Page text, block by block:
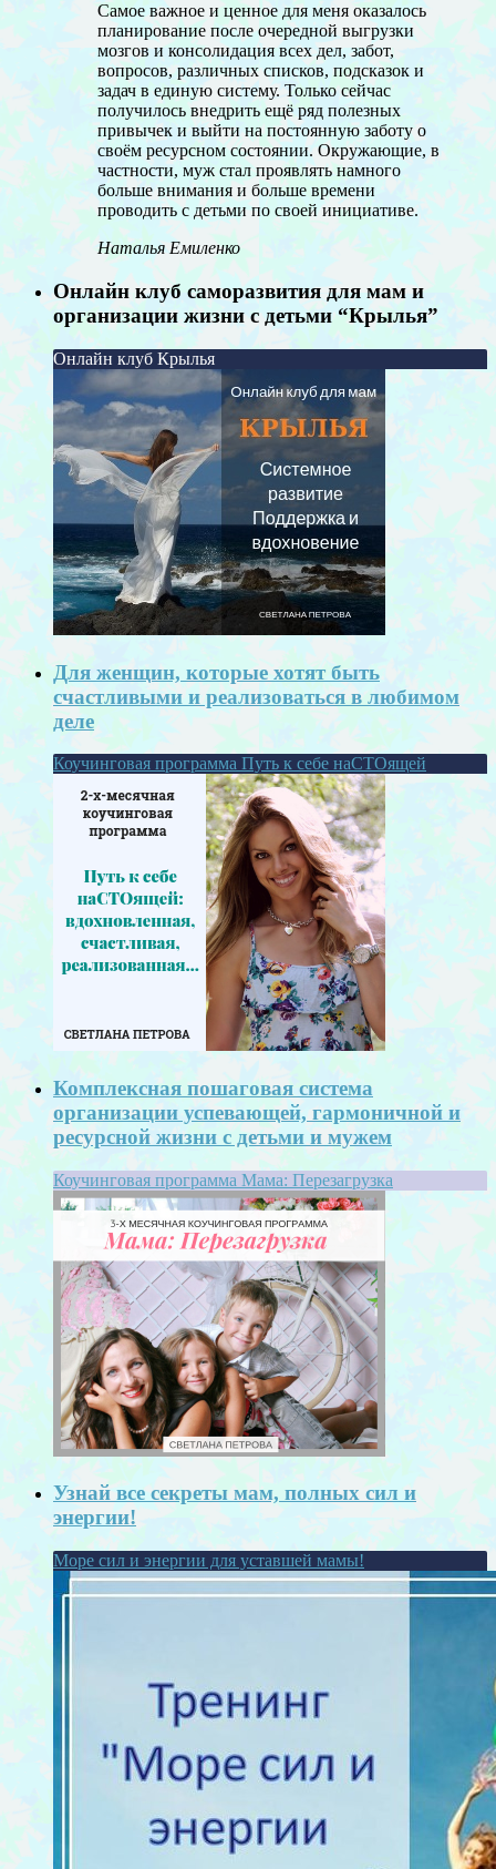
Самое важное и ценное для меня оказалось
планирование после очередной выгрузки
мозгов и консолидация всех дел, забот,
вопросов, различных списков, подсказок и
задач в единую систему. Только сейчас
получилось внедрить ещё ряд полезных
привычек и выйти на постоянную заботу о
своём ресурсном состоянии. Окружающие, в
частности, муж стал проявлять намного
больше внимания и больше времени
проводить с детьми по своей инициативе.
Наталья Емиленко
Онлайн клуб саморазвития для мам и
организации жизни с детьми “Крылья”
Онлайн клуб Крылья
Для женщин, которые хотят быть
счастливыми и реализоваться в любимом
деле
Коучинговая программа Путь к себе наСТОящей
Комплексная пошаговая система
организации успевающей, гармоничной и
ресурсной жизни с детьми и мужем
Коучинговая программа Мама: Перезагрузка
Узнай все секреты мам, полных сил и
энергии!
Море сил и энергии для уставшей мамы!